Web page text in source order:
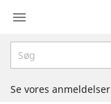

Se vores anmeldelser